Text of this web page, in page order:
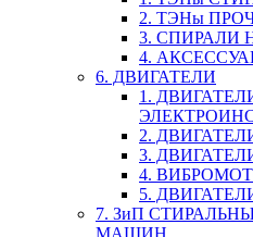
2. ТЭНы
3. СПИРАЛИ
4.
6. ДВИГАТЕЛИ
1.
2.
3.
4.
5.
7. ЗиП
МАШИН